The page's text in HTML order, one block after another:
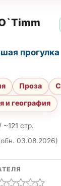
стр.
03.08.2026)
прогулка
Проза
и география